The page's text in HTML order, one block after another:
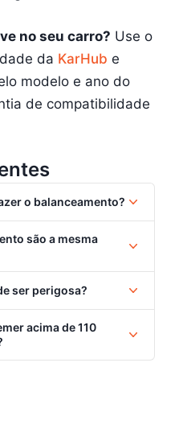
no seu carro? Use o
da KarHub e
modelo e ano do
de compatibilidade
o balanceamento?
são a mesma
ser perigosa?
acima de 110